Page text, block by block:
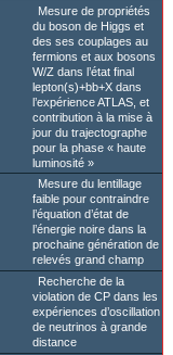
Mesure de propriétés
du boson de Higgs et
des ses couplages au
fermions et aux bosons
W/Z dans l’état final
lepton(s)+bb+X dans
l’expérience ATLAS, et
contribution à la mise à
jour du trajectographe
pour la phase « haute
luminosité »
Mesure du lentillage
faible pour contraindre
l’équation d’état de
l’énergie noire dans la
prochaine génération de
relevés grand champ
Recherche de la
violation de CP dans les
expériences d’oscillation
de neutrinos à grande
distance